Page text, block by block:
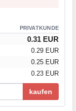
PRIVATKUNDE
0.31 EUR
0.29 EUR
0.25 EUR
0.23 EUR
kaufen